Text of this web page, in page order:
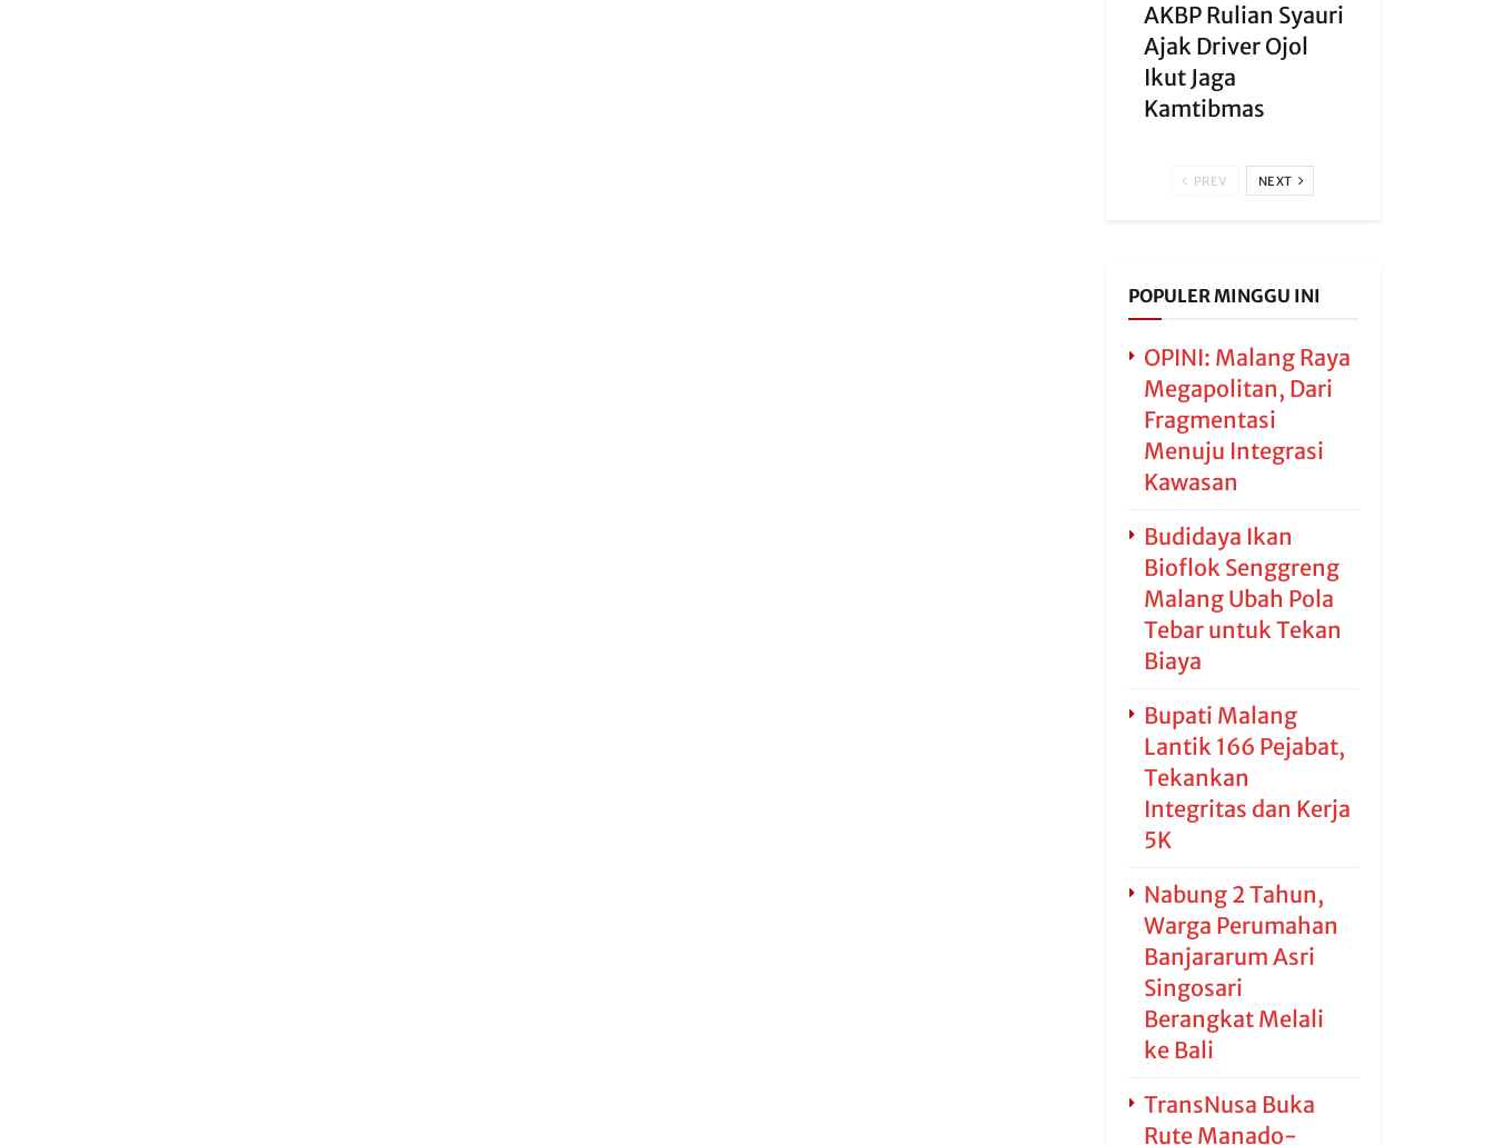
AKBP Rulian Syauri
Ajak Driver Ojol
Ikut Jaga
Kamtibmas
PREV NEXT
POPULER MINGGU INI
OPINI: Malang Raya
Megapolitan, Dari
Fragmentasi
Menuju Integrasi
Kawasan
Budidaya Ikan
Bioflok Senggreng
Malang Ubah Pola
Tebar untuk Tekan
Biaya
Bupati Malang
Lantik 166 Pejabat,
Tekankan
Integritas dan Kerja
5K
Nabung 2 Tahun,
Warga Perumahan
Banjararum Asri
Singosari
Berangkat Melali
ke Bali
TransNusa Buka
Rute Manado-